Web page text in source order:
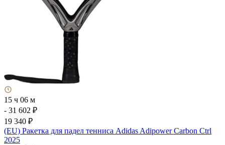
15 ч 06 м
- 31 602 ₽
19 340 ₽
(EU) Ракетка для падел тенниса Adidas Adipower Carbon Ctrl
2025